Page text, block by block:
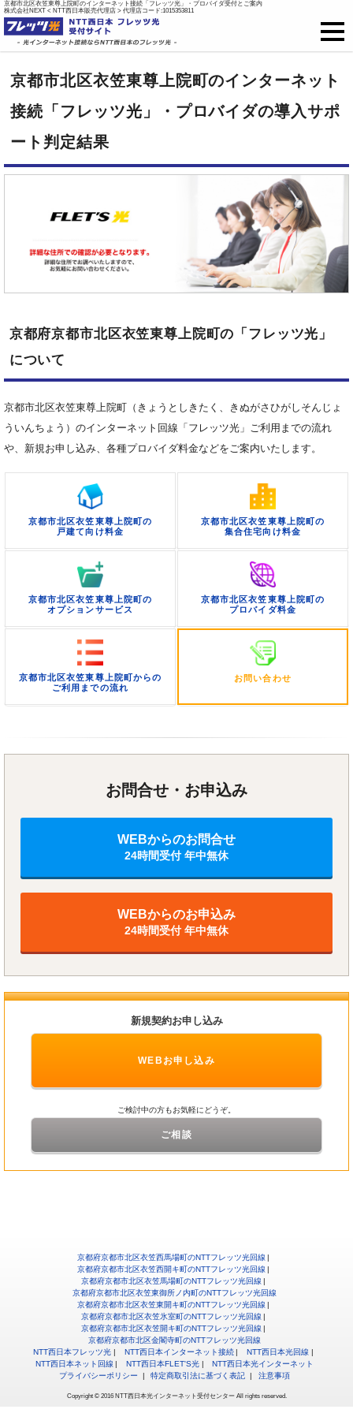
京都市北区衣笠東尊上院町のインターネット接続「フレッツ光」・プロバイダ受付とご案内
株式会社NEXT < NTT西日本販売代理店 > 代理店コード:1015353811
フレッツ光
戸建て向け料金
オプション
京都市北区衣笠東尊上院町のインターネット
接続「フレッツ光」・プロバイダの導入サポ
ート判定結果
京都府京都市北区衣笠東尊上院町の「フレッツ光」
について
京都市北区衣笠東尊上院町（きょうとしきたく、きぬがさひがしそんじょ
ういんちょう）のインターネット回線「フレッツ光」ご利用までの流れ
や、新規お申し込み、各種プロバイダ料金などをご案内いたします。
京都市北区衣笠東尊上院町の
戸建て向け料金
京都市北区衣笠東尊上院町の
集合住宅向け料金
京都市北区衣笠東尊上院町の
オプションサービス
京都市北区衣笠東尊上院町の
プロバイダ料金
京都市北区衣笠東尊上院町からの
ご利用までの流れ
お問い合わせ
お問合せ・お申込み
WEBからのお問合せ
24時間受付 年中無休
WEBからのお申込み
24時間受付 年中無休
新規契約お申し込み
WEBお申し込み
ご検討中の方もお気軽にどうぞ。
ご相談
京都府京都市北区衣笠西馬場町のNTTフレッツ光回線
京都府京都市北区衣笠西開キ町のNTTフレッツ光回線
京都府京都市北区衣笠馬場町のNTTフレッツ光回線
京都府京都市北区衣笠東御所ノ内町のNTTフレッツ光回線
京都府京都市北区衣笠東開キ町のNTTフレッツ光回線
京都府京都市北区衣笠氷室町のNTTフレッツ光回線
京都府京都市北区衣笠開キ町のNTTフレッツ光回線
京都府京都市北区金閣寺町のNTTフレッツ光回線
NTT西日本フレッツ光
NTT西日本インターネット接続
NTT西日本光回線
NTT西日本ネット回線
NTT西日本FLET'S光
NTT西日本光インターネット
プライバシーポリシー
特定商取引法に基づく表記 注意事項
Copyright © 2016 NTT西日本光インターネット受付センター All rights reserved.